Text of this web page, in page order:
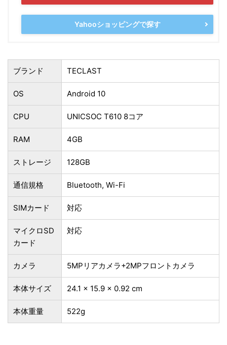
Yahooショッピングで探す
ブランド ‎TECLAST
OS Android 10
CPU UNICSOC T610 8コア
RAM 4GB
ストレージ 128GB
通信規格 Bluetooth, Wi-Fi
SIMカード 対応
マイクロSD
カード
対応
カメラ 5MPリアカメラ+2MPフロントカメラ
本体サイズ ‎24.1 x 15.9 x 0.92 cm
本体重量 522g